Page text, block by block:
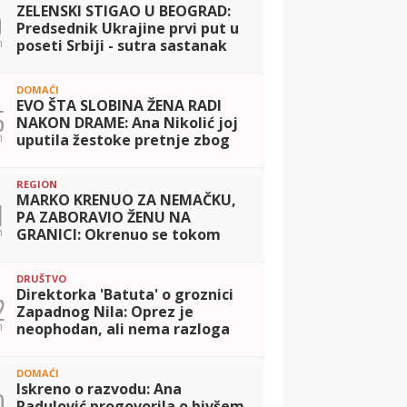
ZELENSKI STIGAO U BEOGRAD:
Predsednik Ukrajine prvi put u
poseti Srbiji - sutra sastanak
DOMAĆI
EVO ŠTA SLOBINA ŽENA RADI
NAKON DRAME: Ana Nikolić joj
uputila žestoke pretnje zbog
REGION
MARKO KRENUO ZA NEMAČKU,
PA ZABORAVIO ŽENU NA
GRANICI: Okrenuo se tokom
doživela šok života, evo ŠTA
MU JE REKLA kad ga je
DRUŠTVO
Direktorka 'Batuta' o groznici
Zapadnog Nila: Oprez je
neophodan, ali nema razloga
DOMAĆI
Iskreno o razvodu: Ana